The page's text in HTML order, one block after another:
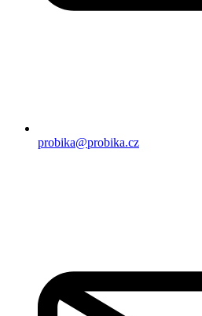
probika@probika.cz